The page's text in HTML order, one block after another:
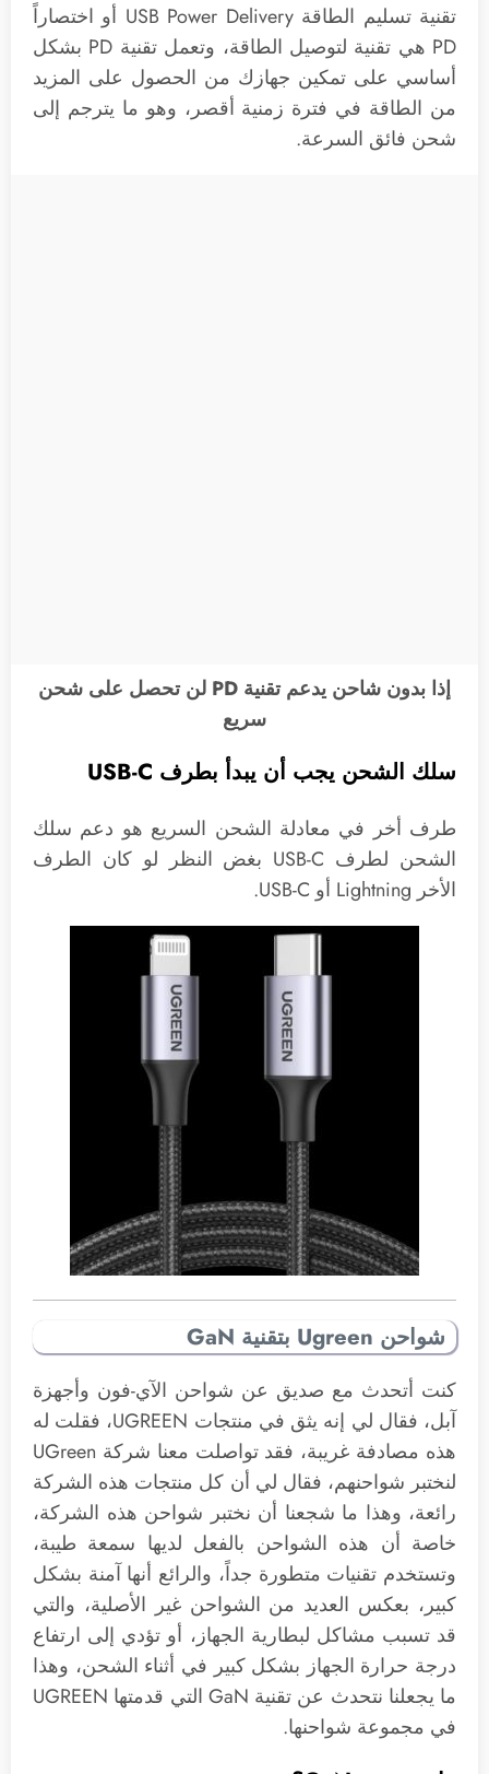
تقنية تسليم الطاقة USB Power Delivery أو اختصاراً
PD هي تقنية لتوصيل الطاقة، وتعمل تقنية PD بشكل
أساسي على تمكين جهازك من الحصول على المزيد
من الطاقة في فترة زمنية أقصر، وهو ما يترجم إلى
شحن فائق السرعة.
إذا بدون شاحن يدعم تقنية PD لن تحصل على شحن
سريع
سلك الشحن يجب أن يبدأ بطرف USB-C
طرف أخر في معادلة الشحن السريع هو دعم سلك
الشحن لطرف USB-C بغض النظر لو كان الطرف
الأخر Lightning أو USB-C.
شواحن Ugreen بتقنية GaN
كنت أتحدث مع صديق عن شواحن الآي-فون وأجهزة
آبل، فقال لي إنه يثق في منتجات UGREEN، فقلت له
هذه مصادفة غريبة، فقد تواصلت معنا شركة UGreen
لنختبر شواحنهم، فقال لي أن كل منتجات هذه الشركة
رائعة، وهذا ما شجعنا أن نختبر شواحن هذه الشركة،
خاصة أن هذه الشواحن بالفعل لديها سمعة طيبة،
وتستخدم تقنيات متطورة جداً، والرائع أنها آمنة بشكل
كبير، بعكس العديد من الشواحن غير الأصلية، والتي
قد تسبب مشاكل لبطارية الجهاز، أو تؤدي إلى ارتفاع
درجة حرارة الجهاز بشكل كبير في أثناء الشحن، وهذا
ما يجعلنا نتحدث عن تقنية GaN التي قدمتها UGREEN
في مجموعة شواحنها.